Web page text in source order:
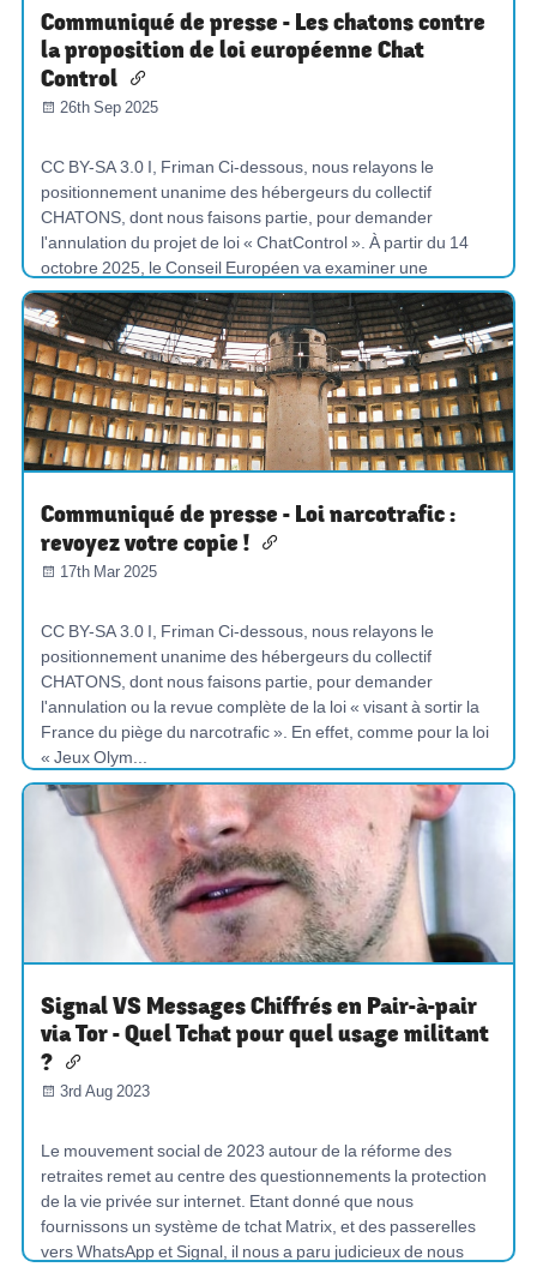
Communiqué de presse - Les chatons contre
la proposition de loi européenne Chat
Control
26th Sep 2025
CC BY-SA 3.0 I, Friman Ci-dessous, nous relayons le
positionnement unanime des hébergeurs du collectif
CHATONS, dont nous faisons partie, pour demander
l'annulation du projet de loi « ChatControl ». À partir du 14
octobre 2025, le Conseil Européen va examiner une
proposition de loi qui impos...
COMMUNIQUÉ-DE-PRESSE
SURVEILLANCE-DE-MASSE
CYBERMANIPULATION
CHAT CYBERSÉCURITÉ
Communiqué de presse - Loi narcotrafic :
revoyez votre copie !
17th Mar 2025
CC BY-SA 3.0 I, Friman Ci-dessous, nous relayons le
positionnement unanime des hébergeurs du collectif
CHATONS, dont nous faisons partie, pour demander
l'annulation ou la revue complète de la loi « visant à sortir la
France du piège du narcotrafic ». En effet, comme pour la loi
« Jeux Olym...
COMMUNIQUÉ-DE-PRESSE
SURVEILLANCE-DE-MASSE
CYBERSÉCURITÉ
SANS-HIGHTECH
CYBERMANIPULATION
CHAT
ARMES-AUTONOMES
SCORING
Signal VS Messages Chiffrés en Pair-à-pair
via Tor - Quel Tchat pour quel usage militant
?
3rd Aug 2023
Le mouvement social de 2023 autour de la réforme des
retraites remet au centre des questionnements la protection
de la vie privée sur internet. Etant donné que nous
fournissons un système de tchat Matrix, et des passerelles
vers WhatsApp et Signal, il nous a paru judicieux de nous